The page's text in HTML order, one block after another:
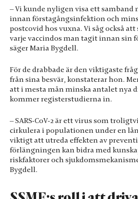
– Vi kunde nyligen visa ett
innan förstagångsinfektion och
postcovid hos vuxna. Vi såg också
varje vaccindos man tagit innan sin
säger Maria Bygdell.
För de drabbade är den viktigaste
från sina besvär, konstaterar hon.
att i mesta mån minska antalet nya
kommer registerstudierna in.
– SARS-CoV-2 är ett virus som
cirkulera i populationen under en
viktigt att utreda effekten av
förlängningen kan bidra med
riskfaktorer och
Bygdell.